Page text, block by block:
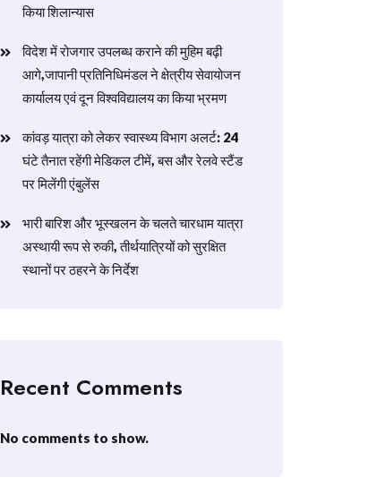
किया शिलान्यास
विदेश में रोजगार उपलब्ध कराने की मुहिम बढ़ी
आगे,जापानी प्रतिनिधिमंडल ने क्षेत्रीय सेवायोजन
कार्यालय एवं दून विश्वविद्यालय का किया भ्रमण
​कांवड़ यात्रा को लेकर स्वास्थ्य विभाग अलर्ट: 24
घंटे तैनात रहेंगी मेडिकल टीमें, बस और रेलवे स्टैंड
पर मिलेंगी एंबुलेंस
​भारी बारिश और भूस्खलन के चलते चारधाम यात्रा
अस्थायी रूप से रुकी, तीर्थयात्रियों को सुरक्षित
स्थानों पर ठहरने के निर्देश
Recent Comments
No comments to show.